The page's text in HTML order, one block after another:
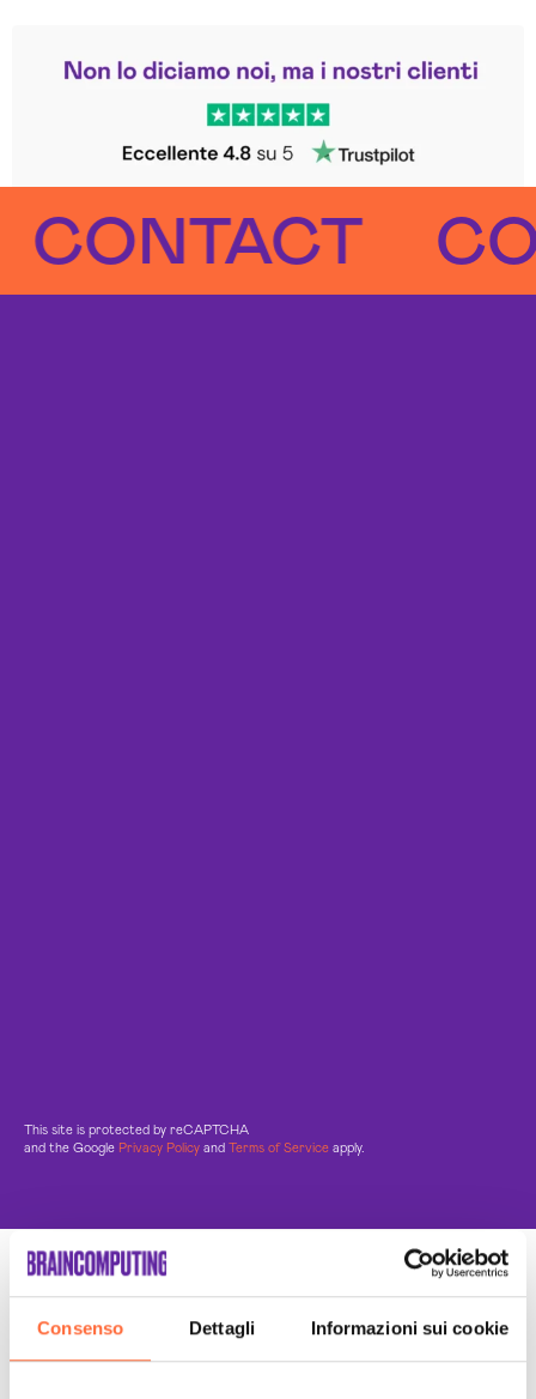
Consenso Dettagli Informazioni sui cookie
Trustpilot
This site is protected by reCAPTCHA
and the Google Privacy Policy and Terms of Service apply.
Un Team di specialisti
Sempre a tuo supporto